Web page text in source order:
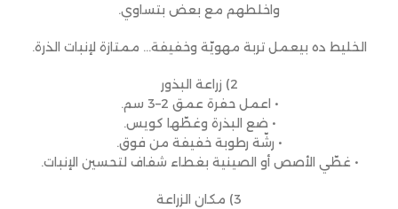
واخلطهم مع بعض بتساوي.
الخليط ده بيعمل تربة مهويّة وخفيفة… ممتازة لإنبات الذرة.
2) زراعة البذور
• اعمل حفرة عمق 2–3 سم.
• ضع البذرة وغطّها كويس.
• رشّة رطوبة خفيفة من فوق.
• غطّي الأصص أو الصينية بغطاء شفاف لتحسين الإنبات.
3) مكان الزراعة